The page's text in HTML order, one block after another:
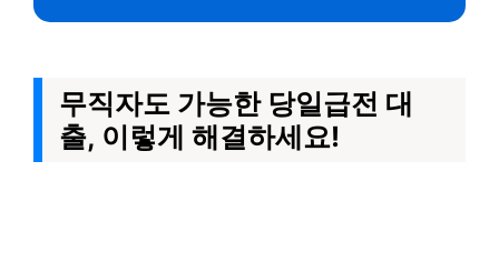
무직자도 가능한 당일급전 대
출, 이렇게 해결하세요!